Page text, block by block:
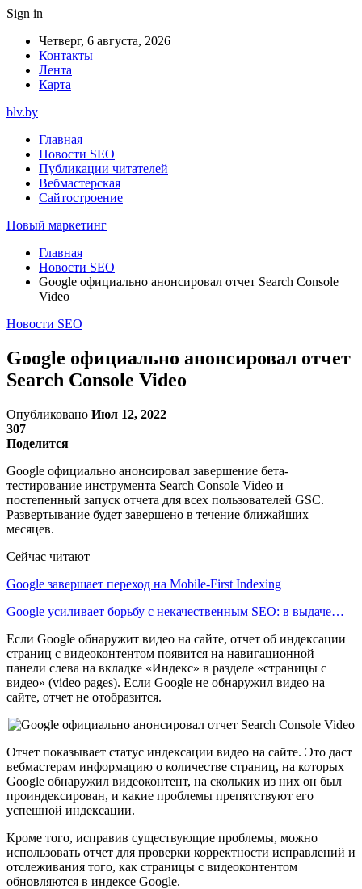
Sign in
Четверг, 6 августа, 2026
Контакты
Лента
Карта
blv.by
Главная
Новости SEO
Публикации читателей
Вебмастерская
Сайтостроение
Новый маркетинг
Главная
Новости SEO
Google официально анонсировал отчет Search Console
Video
Новости SEO
Google официально анонсировал отчет
Search Console Video
Опубликовано Июл 12, 2022
307
Поделится
Google официально анонсировал завершение бета-
тестирование инструмента Search Console Video и
постепенный запуск отчета для всех пользователей GSC.
Развертывание будет завершено в течение ближайших
месяцев.
Сейчас читают
Google завершает переход на Mobile-First Indexing
Google усиливает борьбу с некачественным SEO: в выдаче…
Если Google обнаружит видео на сайте, отчет об индексации
страниц с видеоконтентом появится на навигационной
панели слева на вкладке «Индекс» в разделе «страницы с
видео» (video pages). Если Google не обнаружил видео на
сайте, отчет не отобразится.
Отчет показывает статус индексации видео на сайте. Это даст
вебмастерам информацию о количестве страниц, на которых
Google обнаружил видеоконтент, на скольких из них он был
проиндексирован, и какие проблемы препятствуют его
успешной индексации.
Кроме того, исправив существующие проблемы, можно
использовать отчет для проверки корректности исправлений и
отслеживания того, как страницы с видеоконтентом
обновляются в индексе Google.